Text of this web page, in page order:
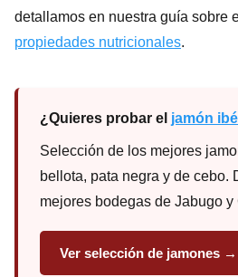
detallamos en nuestra guía sobre
propiedades nutricionales.
¿Quieres probar el jamón
Selección de los mejores
bellota, pata negra y de cebo.
mejores bodegas de Jabugo y
Ver selección de jamones →